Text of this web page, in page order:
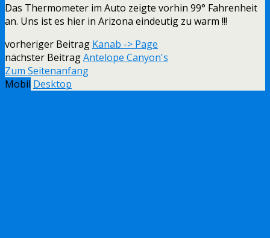
Das Thermometer im Auto zeigte vorhin 99° Fahrenheit
an. Uns ist es hier in Arizona eindeutig zu warm !!!
vorheriger Beitrag Kanab -> Page
nächster BeitragAntelope Canyon's
Zum Seitenanfang
Mobil Desktop